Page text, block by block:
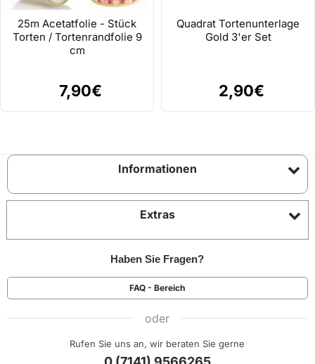
25m Acetatfolie - Stück
Torten / Tortenrandfolie 9
cm
7,90€
Quadrat Tortenunterlage
Gold 3'er Set
2,90€
Informationen
Extras
Haben Sie Fragen?
FAQ - Bereich
oder
Rufen Sie uns an, wir beraten Sie gerne